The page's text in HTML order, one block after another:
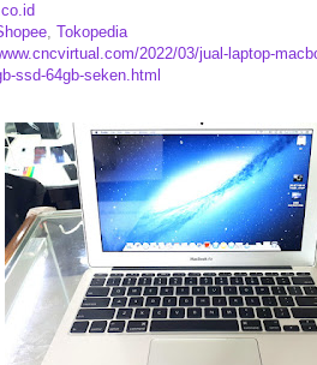
, Tokopedia
2022/03/jual-laptop-
ssd-64gb-seken.html